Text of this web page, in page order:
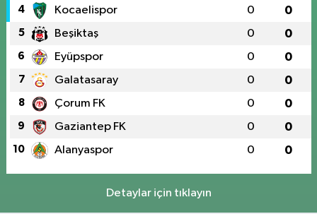
4 Kocaelispor 0 0
5 Beşiktaş 0 0
6 Eyüpspor 0 0
7 Galatasaray 0 0
8 Çorum FK 0 0
9 Gaziantep FK 0 0
10 Alanyaspor 0 0
Detaylar için tıklayın